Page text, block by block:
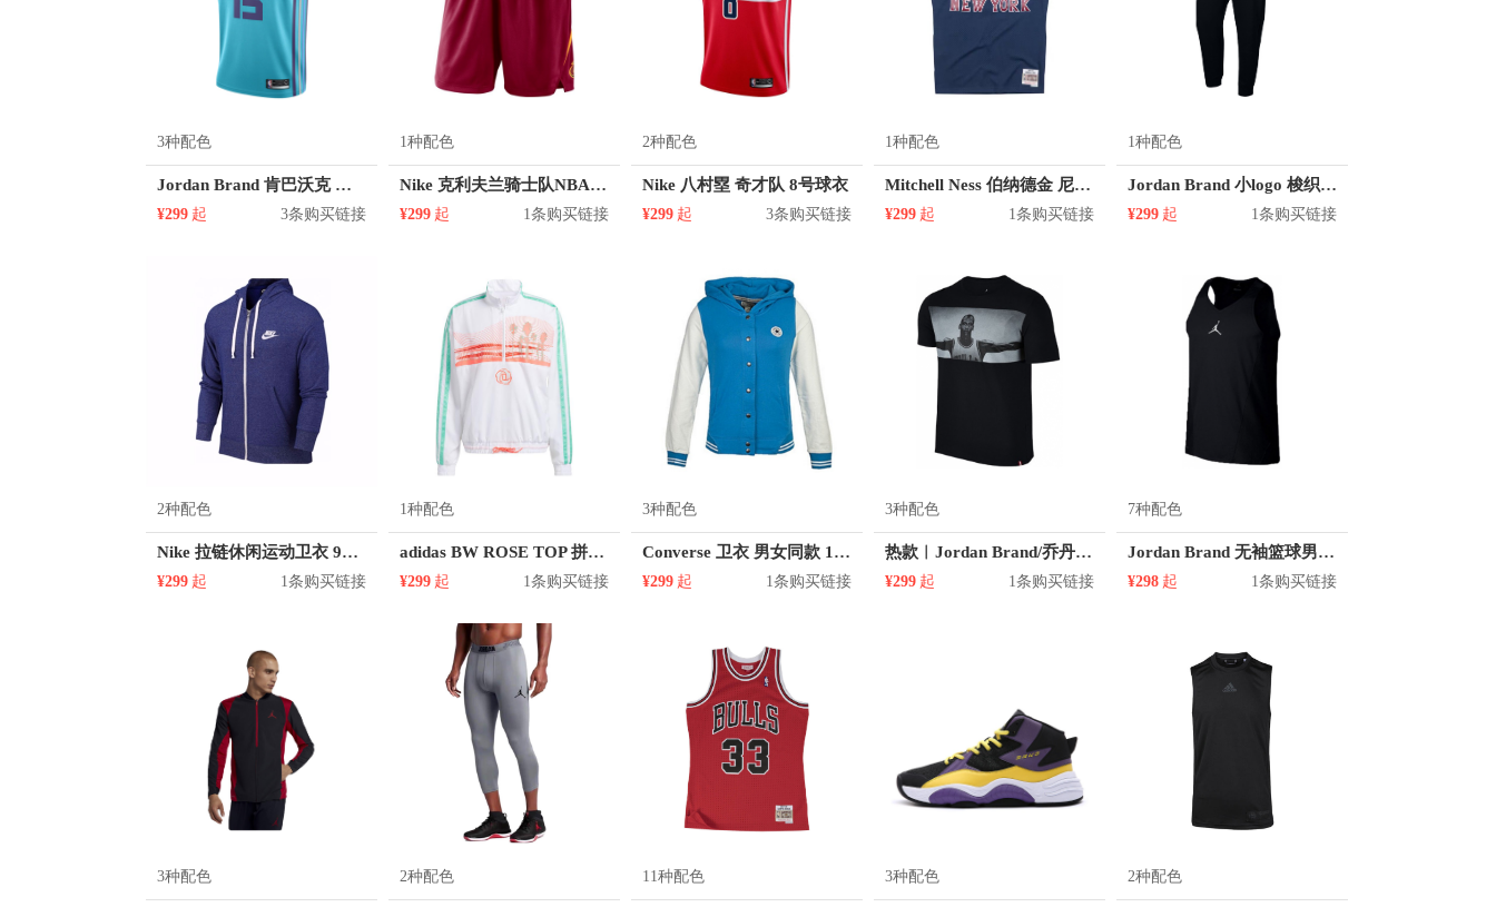
3种配色
Jordan Brand 肯巴沃克 黄蜂队 15号球衣
¥299 起 3条购买链接
1种配色
Nike 克利夫兰骑士队NBA涤纶球队限定直筒松紧中腰运动短裤 866793
¥299 起 1条购买链接
2种配色
Nike 八村塁 奇才队 8号球衣
¥299 起 3条购买链接
1种配色
Mitchell Ness 伯纳德金 尼克斯队 30号球衣
¥299 起 1条购买链接
1种配色
Jordan Brand 小logo 梭织小脚运动长裤 940172
¥299 起 1条购买链接
2种配色
Nike 拉链休闲运动卫衣 928432
¥299 起 1条购买链接
1种配色
adidas BW ROSE TOP 拼接撞色条纹篮球立领卫衣 GP9775
¥299 起 1条购买链接
3种配色
Converse 卫衣 男女同款 12538C439
¥299 起 1条购买链接
3种配色
热款︱Jordan Brand/乔丹 经典乔丹黑白海报圆领短袖 862432
¥299 起 1条购买链接
7种配色
Jordan Brand 无袖篮球男款背心 861503
¥298 起 1条购买链接
3种配色 2种配色 11种配色 3种配色 2种配色